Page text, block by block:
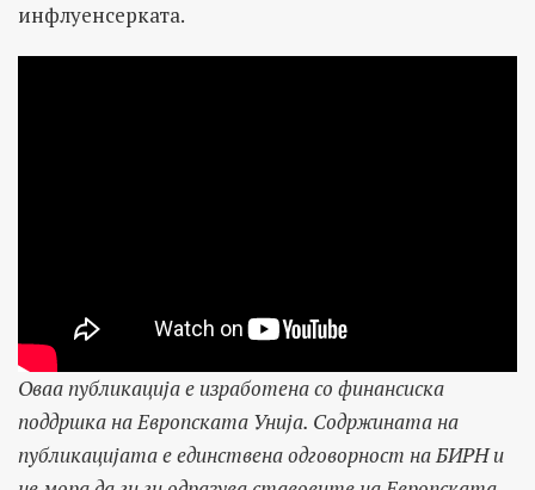
инфлуенсерката.
Оваа публикација е изработена со финансиска
поддршка на Европската Унија. Содржината на
публикацијата е единствена одговорност на БИРН и